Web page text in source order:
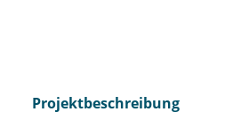
Projektbeschreibung